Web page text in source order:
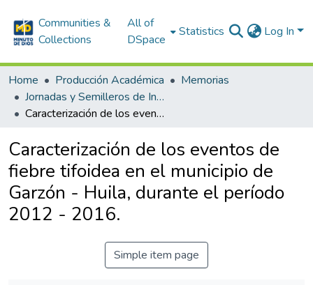
Communities &
Collections
All of
DSpace
Statistics Log In
Home Producción Académica
Memorias
Jornadas y Semilleros de Investigación
Caracterización de los eventos de fiebre tifoidea en el municipio de Garzón - Huila, durante el período 2012 - 2016.
Caracterización de los eventos de
fiebre tifoidea en el municipio de
Garzón - Huila, durante el período
2012 - 2016.
Simple item page